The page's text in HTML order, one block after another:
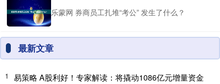
乐蒙网 券商员工扎堆“考公” 发生了什么？
最新文章
1 易策略 A股利好！专家解读：将撬动1086亿元增量资金